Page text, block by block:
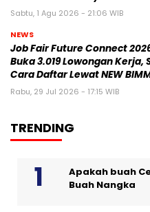
Sabtu, 1 Agu 2026 - 21:06 WIB
NEWS
Job Fair Future Connect
Buka 3.019 Lowongan Kerja,
Cara Daftar Lewat NEW
Rabu, 29 Jul 2026 - 17:15 WIB
TRENDING
Apakah buah
Buah Nangka